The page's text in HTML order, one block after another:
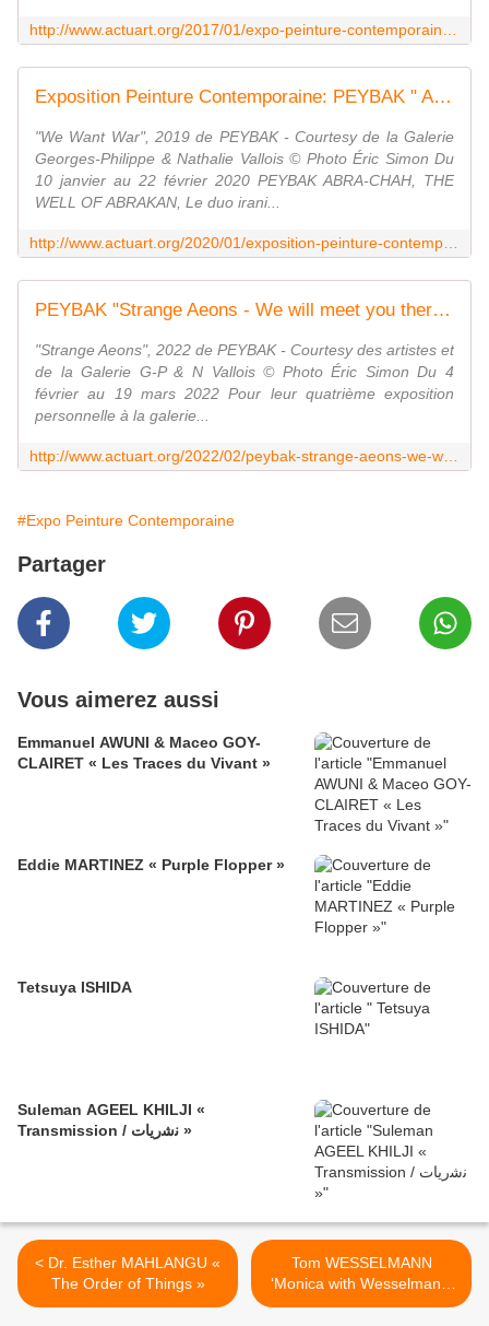
Exposition Peinture Contemporaine: PEYBAK " Abra-Chah, The Well of Abrakan " - ACTUART by Eric SIMON
"We Want War", 2019 de PEYBAK - Courtesy de la Galerie
Georges-Philippe & Nathalie Vallois © Photo Éric Simon Du
10 janvier au 22 février 2020 PEYBAK ABRA-CHAH, THE
WELL OF ABRAKAN, Le duo irani...
PEYBAK "Strange Aeons - We will meet you there" - ACTUART by Eric SIMON
"Strange Aeons", 2022 de PEYBAK - Courtesy des artistes et
de la Galerie G-P & N Vallois © Photo Éric Simon Du 4
février au 19 mars 2022 Pour leur quatrième exposition
personnelle à la galerie...
#Expo Peinture Contemporaine
Partager
Vous aimerez aussi
Emmanuel AWUNI & Maceo GOY-
CLAIRET « Les Traces du Vivant »
Eddie MARTINEZ « Purple Flopper »
Tetsuya ISHIDA
Suleman AGEEL KHILJI «
Transmission / ﻧﺷرﯾﺎت »
< Dr. Esther MAHLANGU «
The Order of Things »
Tom WESSELMANN
‘Monica with Wesselmann’
>